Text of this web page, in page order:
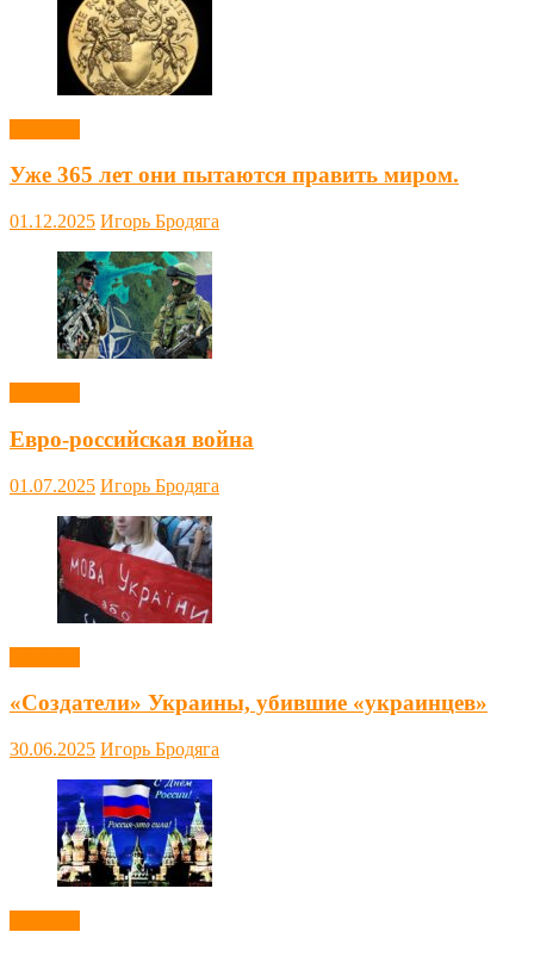
Уже 365 лет они пытаются править миром.
01.12.2025 Игорь Бродяга
Евро-российская война
01.07.2025 Игорь Бродяга
«Создатели» Украины, убившие «украинцев»
30.06.2025 Игорь Бродяга